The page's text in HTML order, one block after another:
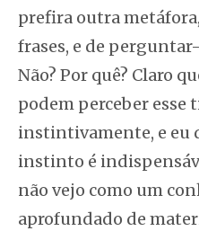
prefira outra
frases, e de
Não? Por quê? Claro
podem perceber esse
instintivamente, e eu
instinto é
não vejo como um
aprofundado de